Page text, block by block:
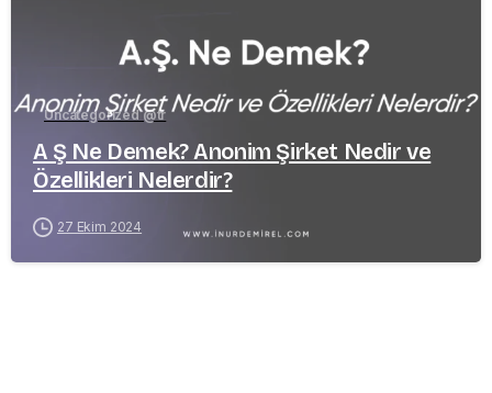
Uncategorized @tr
A Ş Ne Demek? Anonim Şirket Nedir ve
Özellikleri Nelerdir?
27 Ekim 2024